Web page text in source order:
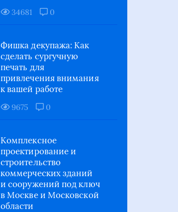
34681 0
Фишка декупажа: Как
сделать сургучную
печать для
привлечения внимания
к вашей работе
9675 0
Комплексное
проектирование и
строительство
коммерческих зданий
и сооружений под ключ
в Москве и Московской
области